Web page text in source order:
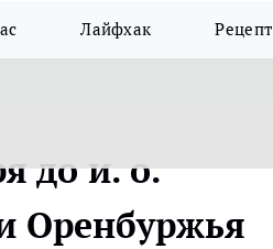
Лайфхак Рецепт
до и. о.
Оренбуржья